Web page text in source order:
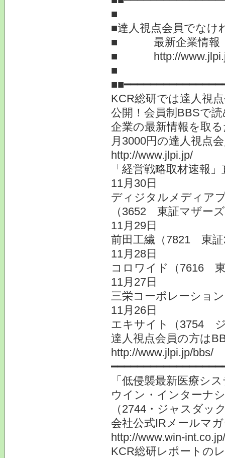
■
■達人視点会員でなけ
■ 最新企業情
■ http://
■ 提
KCR総研では達人視
公開！会員制BBSで
企業の最新情報を取
月3000円の達人視点
http://www.jlpi.jp/
「経営戦略取材速報
11月30日
ディジタルメディア
（3652 東証マザー
11月29日
前田工繊（7821 東証
11月28日
コロワイド（7616
11月27日
三栄コーポレーショ
11月26日
エキサイト（3754
達人視点会員の方は
http://www.jlpi.jp/bbs/
「低侵襲最新医療シ
ウイン・インターナ
（2744・ジャスダッ
会社公式IRメールマ
http://www.win-
KCR総研レポートの